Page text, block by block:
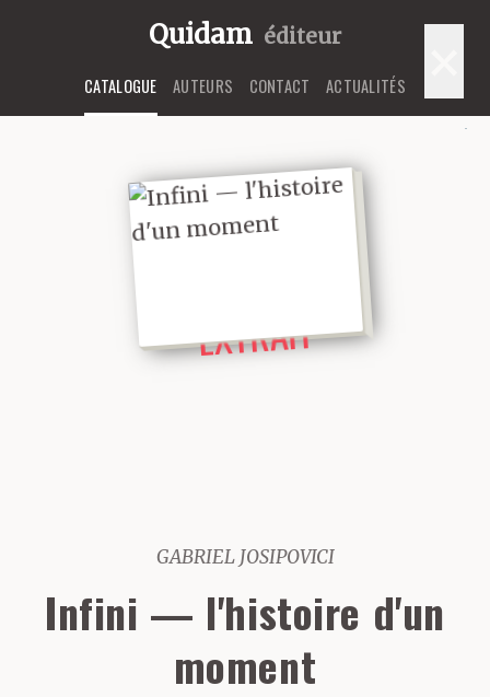
Quidam éditeur
CATALOGUE AUTEURS CONTACT ACTUALITÉS
EXTRAIT
GABRIEL JOSIPOVICI
Infini — l'histoire d'un
moment